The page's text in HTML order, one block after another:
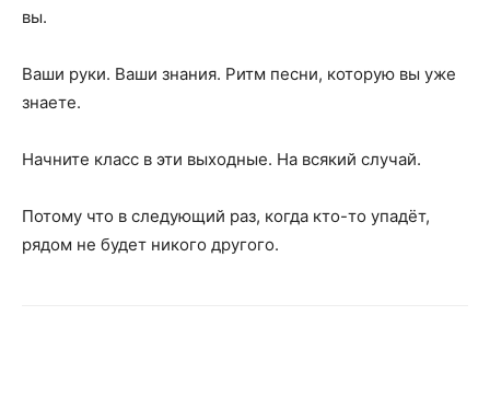
вы.
Ваши руки. Ваши знания. Ритм песни, которую вы уже
знаете.
Начните класс в эти выходные. На всякий случай.
Потому что в следующий раз, когда кто-то упадёт,
рядом не будет никого другого.